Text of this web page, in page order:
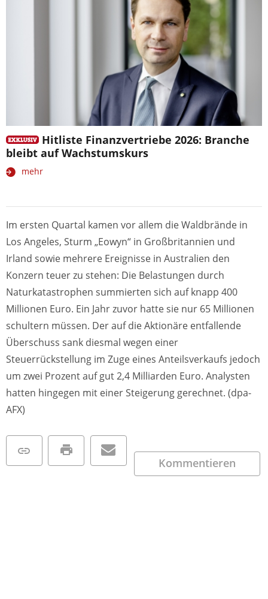
Hitliste Finanzvertriebe 2026: Branche
bleibt auf Wachstumskurs
mehr
Im ersten Quartal kamen vor allem die Waldbrände in
Los Angeles, Sturm „Eowyn“ in Großbritannien und
Irland sowie mehrere Ereignisse in Australien den
Konzern teuer zu stehen: Die Belastungen durch
Naturkatastrophen summierten sich auf knapp 400
Millionen Euro. Ein Jahr zuvor hatte sie nur 65 Millionen
schultern müssen. Der auf die Aktionäre entfallende
Überschuss sank diesmal wegen einer
Steuerrückstellung im Zuge eines Anteilsverkaufs jedoch
um zwei Prozent auf gut 2,4 Milliarden Euro. Analysten
hatten hingegen mit einer Steigerung gerechnet. (dpa-
AFX)
Kommentieren